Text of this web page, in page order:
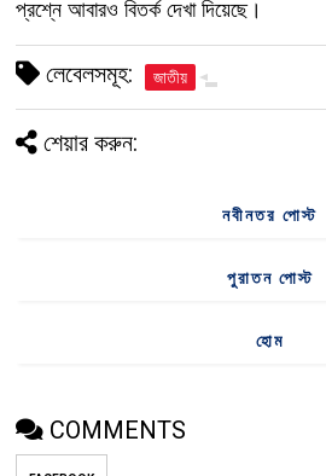
প্রশ্নে আবারও বিতর্ক দেখা দিয়েছে।
লেবেলসমূহ: জাতীয়
শেয়ার করুন:
নবীনতর পোস্ট
পুরাতন পোস্ট
হোম
COMMENTS